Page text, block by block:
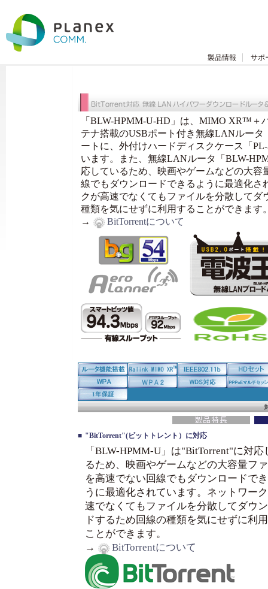
製品情報 サポ
「BLW-HPMM-U-HD」は、MIMO XR™＋
テナ搭載のUSBポート付き無線LANルータ
ートに、外付けハードディスクケース「
います。また、無線LANルータ「BLW-
応しているため、映画やゲームなどの大容
線でもダウンロードできるように最適化さ
クが高速でなくてもファイルを分散してダ
種類を気にせずに利用することができます
→
BitTorrentについて
■ "BitTorrent"(ビットトレント）に対応
「BLW-HPMM-U」は"BitTorrent"に対応
るため、映画やゲームなどの大容量フ
を高速でない回線でもダウンロードで
うに最適化されています。ネットワー
速でなくてもファイルを分散してダウ
ドするため回線の種類を気にせずに利
ことができます。
→
BitTorrentについて